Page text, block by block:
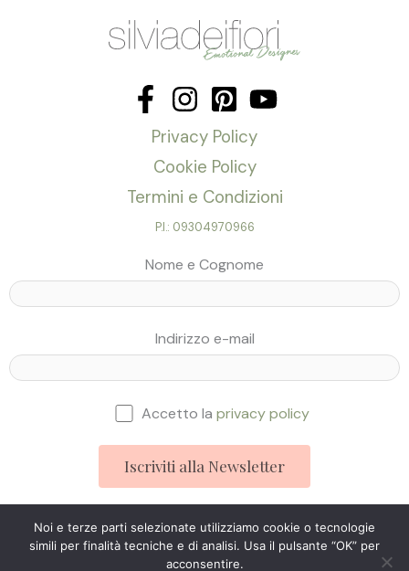
Privacy Policy
Cookie Policy
Termini e Condizioni
P.I.: 09304970966
Nome e Cognome
Indirizzo e-mail
Accetto laprivacy policy
Studio Ingegneria Web © 2025
Noi e terze parti selezionate utilizziamo cookie o tecnologie
simili per finalità tecniche e di analisi. Usa il pulsante “OK” per
acconsentire.